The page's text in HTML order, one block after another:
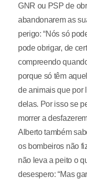
GNR ou PSP de
abandonarem as
perigo: “Nós só
pode obrigar, de
compreendo
porque só têm
de animais que por
delas. Por isso se
morrer a
Alberto também
os bombeiros não
não leva a peito o
desespero: “Mas